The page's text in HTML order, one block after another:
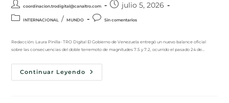
coordinacion.trodigital@canaltro.com julio 5, 2026
INTERNACIONAL / MUNDO Sin comentarios
Redacción: Laura Pinilla- TRO Digital El Gobierno de Venezuela entregó un nuevo balance oficial
sobre las consecuencias del doble terremoto de magnitudes 7.5 y 7.2, ocurrido el pasado 24 de…
Continuar Leyendo